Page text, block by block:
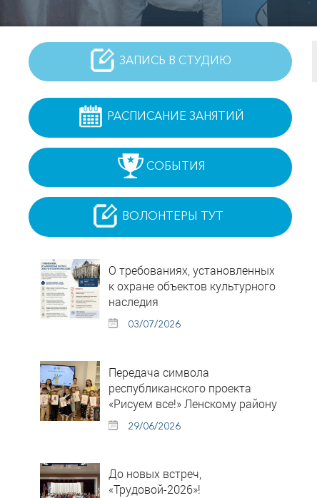
ЗАПИСЬ В СТУДИЮ
РАСПИСАНИЕ ЗАНЯТИЙ
СОБЫТИЯ
ВОЛОНТЕРЫ ТУТ
О требованиях, установленных
к охране объектов культурного
наследия
03/07/2026
Передача символа
республиканского проекта
«Рисуем все!» Ленскому району
29/06/2026
До новых встреч,
«Трудовой-2026»!